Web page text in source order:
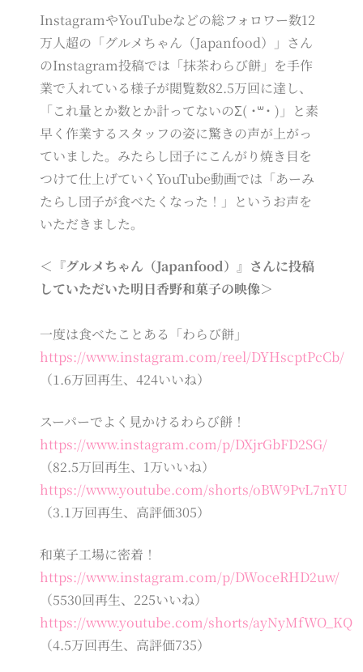
InstagramやYouTubeなどの総フォロワー数12
万人超の「グルメちゃん（Japanfood）」さん
のInstagram投稿では「抹茶わらび餅」を手作
業で入れている様子が閲覧数82.5万回に達し、
「これ量とか数とか計ってないのΣ( ˙꒳˙ )」と素
早く作業するスタッフの姿に驚きの声が上がっ
ていました。みたらし団子にこんがり焼き目を
つけて仕上げていくYouTube動画では「あーみ
たらし団子が食べたくなった！」というお声を
いただきました。
＜『グルメちゃん（Japanfood）』さんに投稿
していただいた明日香野和菓子の映像＞
一度は食べたことある「わらび餅」
https://www.instagram.com/reel/DYHscptPcCb/
（1.6万回再生、424いいね）
スーパーでよく見かけるわらび餅！
https://www.instagram.com/p/DXjrGbFD2SG/
（82.5万回再生、1万いいね）
https://www.youtube.com/shorts/oBW9PvL7nYU
（3.1万回再生、高評価305）
和菓子工場に密着！
https://www.instagram.com/p/DWoceRHD2uw/
（5530回再生、225いいね）
https://www.youtube.com/shorts/ayNyMfWO_KQ
（4.5万回再生、高評価735）